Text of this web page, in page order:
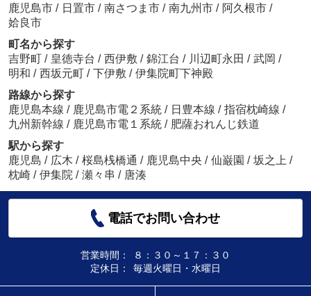
鹿児島市 / 日置市 / 南さつま市 / 南九州市 / 阿久根市 /
姶良市
町名から探す
吉野町 / 皇徳寺台 / 西伊敷 / 錦江台 / 川辺町永田 / 武岡 /
明和 / 西坂元町 / 下伊敷 / 伊集院町下神殿
路線から探す
鹿児島本線 / 鹿児島市電２系統 / 日豊本線 / 指宿枕崎線 /
九州新幹線 / 鹿児島市電１系統 / 肥薩おれんじ鉄道
駅から探す
鹿児島 / 広木 / 桜島桟橋通 / 鹿児島中央 / 仙巌園 / 坂之上 /
枕崎 / 伊集院 / 瀬々串 / 唐湊
電話でお問い合わせ
営業時間：
８：３０～１７：３０
定休日：
毎週火曜日・水曜日